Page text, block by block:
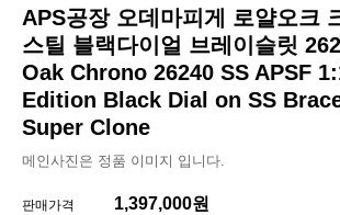
APS공장 오데마피게 로얄오크
스틸 블랙다이얼 브레이슬릿
Oak Chrono 26240 SS APSF
Edition Black Dial on SS
Super Clone
메인사진은 정품 이미지 입니다.
판매가격 1,397,000원